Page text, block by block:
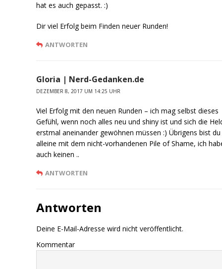
hat es auch gepasst. :)
Dir viel Erfolg beim Finden neuer Runden!
ANTWORTEN
Gloria | Nerd-Gedanken.de
DEZEMBER 8, 2017 UM 14:25 UHR
Viel Erfolg mit den neuen Runden – ich mag selbst dieses
Gefühl, wenn noch alles neu und shiny ist und sich die
erstmal aneinander gewöhnen müssen :) Übrigens bist
alleine mit dem nicht-vorhandenen Pile of Shame, ich
auch keinen ..
ANTWORTEN
Antworten
Deine E-Mail-Adresse wird nicht veröffentlicht.
Kommentar